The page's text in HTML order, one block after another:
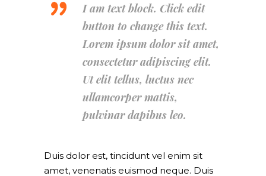
I am text block. Click edit
button to change this text.
Lorem ipsum dolor sit amet,
consectetur adipiscing elit.
Ut elit tellus, luctus nec
ullamcorper mattis,
pulvinar dapibus leo.
Duis dolor est, tincidunt vel enim sit
amet, venenatis euismod neque. Duis